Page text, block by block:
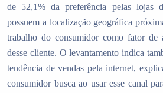
de 52,1% da preferência pelas lojas
possuem a localização geográfica
trabalho do consumidor como fator de
desse cliente. O levantamento indica
tendência de vendas pela internet,
consumidor busca ao usar esse canal